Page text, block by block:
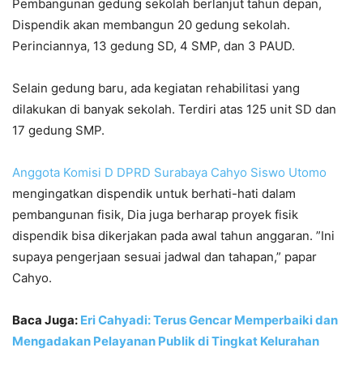
Pembangunan gedung sekolah berlanjut tahun depan,
Dispendik akan membangun 20 gedung sekolah.
Perinciannya, 13 gedung SD, 4 SMP, dan 3 PAUD.
Selain gedung baru, ada kegiatan rehabilitasi yang
dilakukan di banyak sekolah. Terdiri atas 125 unit SD dan
17 gedung SMP.
Anggota Komisi D DPRD Surabaya Cahyo Siswo Utomo
mengingatkan dispendik untuk berhati-hati dalam
pembangunan fisik, Dia juga berharap proyek fisik
dispendik bisa dikerjakan pada awal tahun anggaran. ”Ini
supaya pengerjaan sesuai jadwal dan tahapan,” papar
Cahyo.
Baca Juga: Eri Cahyadi: Terus Gencar Memperbaiki dan
Mengadakan Pelayanan Publik di Tingkat Kelurahan